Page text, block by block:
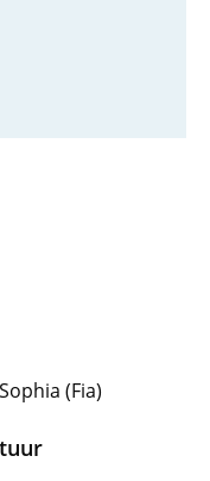
(Fia)